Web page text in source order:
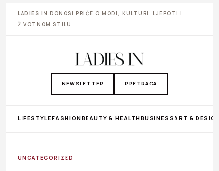
LADIES IN DONOSI PRIČE O MODI, KULTURI, LJEPOTI I
ŽIVOTNOM STILU
NEWSLETTER PRETRAGA
LIFESTYLEFASHIONBEAUTY & HEALTHBUSINESS ART &
UNCATEGORIZED